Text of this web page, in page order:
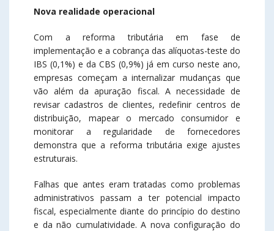
Nova realidade operacional
Com a reforma tributária em fase de
implementação e a cobrança das alíquotas-teste do
IBS (0,1%) e da CBS (0,9%) já em curso neste ano,
empresas começam a internalizar mudanças que
vão além da apuração fiscal. A necessidade de
revisar cadastros de clientes, redefinir centros de
distribuição, mapear o mercado consumidor e
monitorar a regularidade de fornecedores
demonstra que a reforma tributária exige ajustes
estruturais.
Falhas que antes eram tratadas como problemas
administrativos passam a ter potencial impacto
fiscal, especialmente diante do princípio do destino
e da não cumulatividade. A nova configuração do